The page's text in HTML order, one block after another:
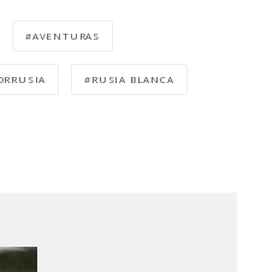
AVENTURAS
RUSIA BLANCA